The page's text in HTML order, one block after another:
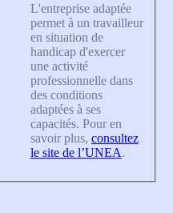
L'entreprise adaptée
permet à un travailleur
en situation de
handicap d'exercer
une activité
professionnelle dans
des conditions
adaptées à ses
capacités. Pour en
savoir plus, consultez
le site de l’UNEA.